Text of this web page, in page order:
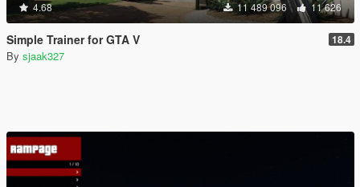
4.68 11 489 096 11 626
Simple Trainer for GTA V 18.4
By sjaak327